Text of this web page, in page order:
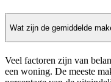
Wat zijn de gemiddelde
Veel factoren zijn van
een woning. De meeste